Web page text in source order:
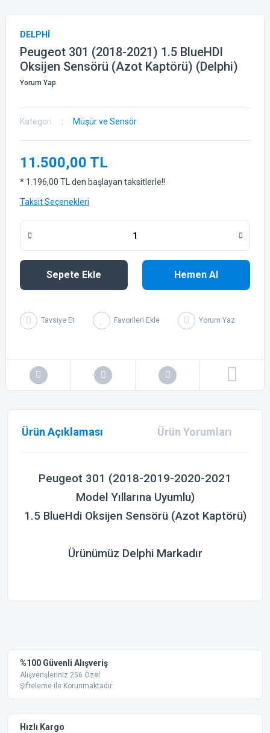
DELPHİ
Peugeot 301 (2018-2021) 1.5 BlueHDI
Oksijen Sensörü (Azot Kaptörü) (Delphi)
Yorum Yap
Kategori Müşür ve Sensör
11.500,00 TL
* 1.196,00 TL den başlayan taksitlerle!!
Taksit Seçenekleri
Sepete Ekle Hemen Al
Tavsiye Et Yorum Yaz
Ürün Açıklaması Ürün Yorumları
Peugeot 301 (2018-2019-2020-2021
Model Yıllarına Uyumlu)
1.5 BlueHdi Oksijen Sensörü (Azot Kaptörü)
Ürünümüz Delphi Markadır
Ürün resmi kalitesiz, bozuk veya görüntülenemiyor.
Ürün açıklamasında eksik bilgiler bulunuyor.
%100 Güvenli Alışveriş
Alışverişleriniz 256 Özel
Şifreleme ile Korunmaktadır.
Hızlı Kargo